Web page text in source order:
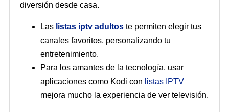
diversión desde casa.
Las listas iptv adultos te permiten elegir tus
canales favoritos, personalizando tu
entretenimiento.
Para los amantes de la tecnología, usar
aplicaciones como Kodi con listas IPTV
mejora mucho la experiencia de ver televisión.